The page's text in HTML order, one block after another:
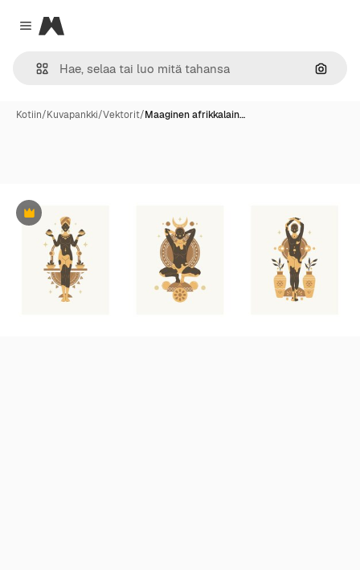
Close menu
Magnific
Hae
Kotiin/Kuvapankki/Vektorit/Maaginen afrikkalain…
Premium